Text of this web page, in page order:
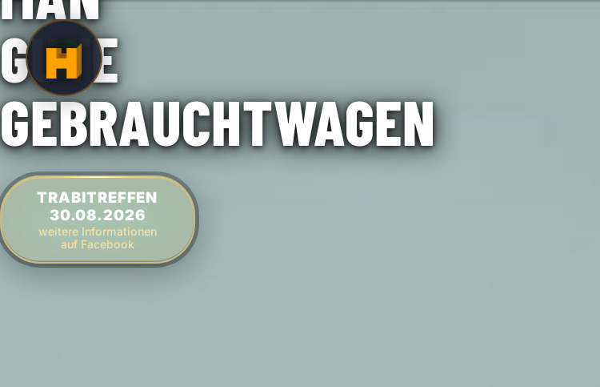
AUTOHAUS HÜTTER – KFZ-WERKSTATT & GEBRAUCHTWAGEN IN MARIENBERG
GUTE
GEBRAUCHTWAGEN
TRABITREFFEN
30.08.2026
weitere Informationen
auf Facebook